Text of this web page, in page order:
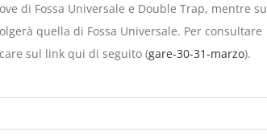
di Fossa Universale e Double Trap, mentre su
quella di Fossa Universale. Per consultare
sul link qui di seguito (gare-30-31-marzo).